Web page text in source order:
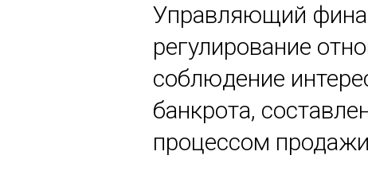
Управляющий
регулирование
соблюдение
банкрота,
процессом